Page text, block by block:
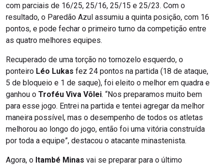
com parciais de 16/25, 25/16, 25/15 e 25/23. Com o
resultado, o Paredão Azul assumiu a quinta posição, com 16
pontos, e pode fechar o primeiro turno da competição entre
as quatro melhores equipes.
Recuperado de uma torção no tornozelo esquerdo, o
ponteiro Léo Lukas fez 24 pontos na partida (18 de ataque,
5 de bloqueio e 1 de saque), foi eleito o melhor em quadra e
ganhou o Troféu Viva Vôlei. “Nos preparamos muito bem
para esse jogo. Entrei na partida e tentei agregar da melhor
maneira possível, mas o desempenho de todos os atletas
melhorou ao longo do jogo, então foi uma vitória construída
por toda a equipe”, destacou o atacante minastenista.
Agora, o Itambé Minas vai se preparar para o último